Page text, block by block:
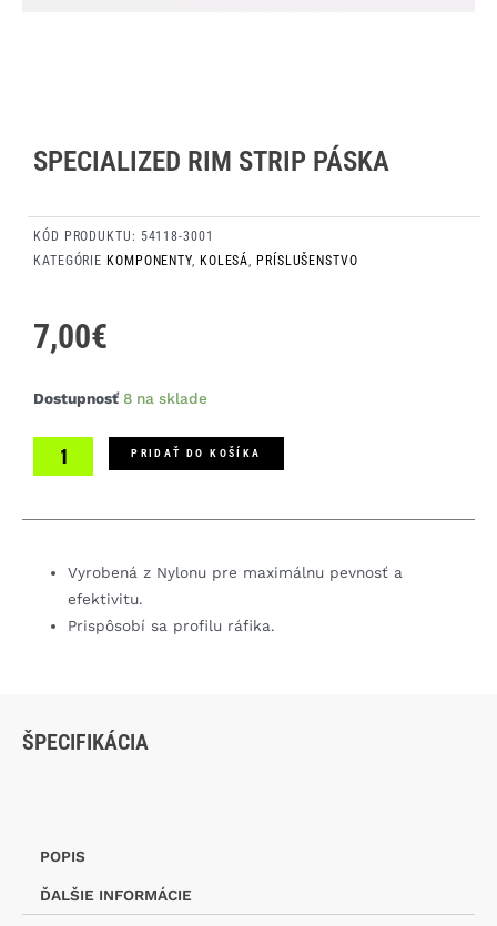
SPECIALIZED RIM STRIP PÁSKA
KÓD PRODUKTU: 54118-3001
KATEGÓRIE KOMPONENTY, KOLESÁ, PRÍSLUŠENSTVO
Dostupnosť 8 na sklade
množstvo
PRIDAŤ DO KOŠÍKA
7,00€
Vyrobená z Nylonu pre maximálnu pevnosť a
efektivitu.
Prispôsobí sa profilu ráfika.
ŠPECIFIKÁCIA
POPIS
ĎALŠIE INFORMÁCIE